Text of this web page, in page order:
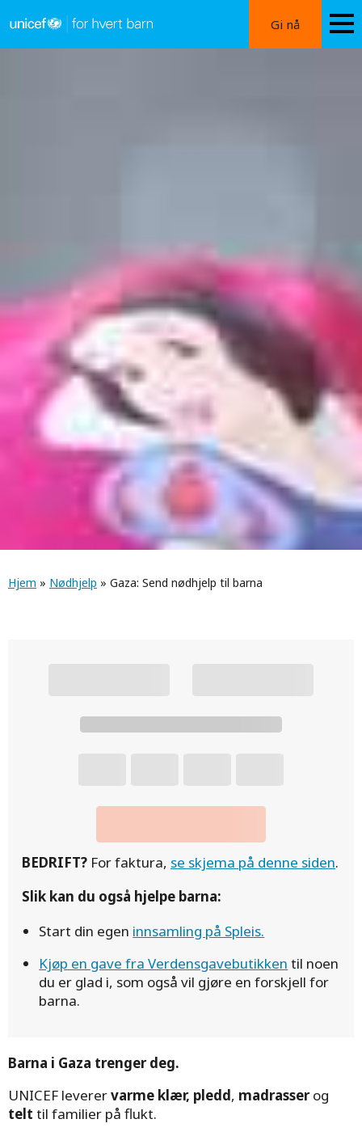
til
hovedinnhold
Gi nå
Navigasjonssti
Hjem » Nødhjelp » Gaza: Send nødhjelp til barna
BEDRIFT? For faktura, se skjema på denne siden.
Slik kan du også hjelpe barna:
Start din egen innsamling på Spleis.
Kjøp en gave fra Verdensgavebutikken til noen
du er glad i, som også vil gjøre en forskjell for
barna.
Barna i Gaza trenger deg.
UNICEF leverervarme klær, pledd, madrasserog
telt til familier på flukt.